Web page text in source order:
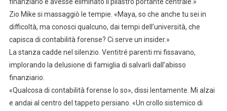
finanziario e avesse eliminato il pilastro portante centrale.»
Zio Mike si massaggiò le tempie. «Maya, so che anche tu sei in
difficoltà, ma conosci qualcuno, dai tempi dell’università, che
capisca di contabilità forense? Ci serve un insider.»
La stanza cadde nel silenzio. Ventitré parenti mi fissavano,
implorando la delusione di famiglia di salvarli dall’abisso
finanziario.
«Qualcosa di contabilità forense lo so», dissi lentamente. Mi alzai
e andai al centro del tappeto persiano. «Un crollo sistemico di